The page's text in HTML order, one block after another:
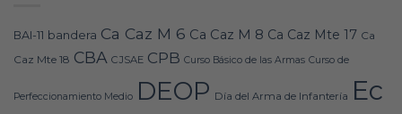
BAI-11 bandera Ca Caz M 6 Ca Caz M 8 Ca Caz Mte 17 Ca
Caz Mte 18 CBA CJSAE CPB Curso Básico de las Armas Curso de
Perfeccionamiento Medio DEOP Día del Arma de Infantería Ec